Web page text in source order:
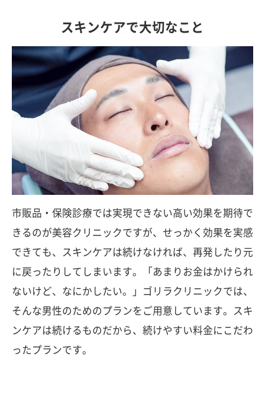
スキンケアで大切なこと
市販品・保険診療では実現できない高い効果を期待で
きるのが美容クリニックですが、せっかく効果を実感
できても、スキンケアは続けなければ、再発したり元
に戻ったりしてしまいます。「あまりお金はかけられ
ないけど、なにかしたい。」ゴリラクリニックでは、
そんな男性のためのプランをご用意しています。スキ
ンケアは続けるものだから、続けやすい料金にこだわ
ったプランです。